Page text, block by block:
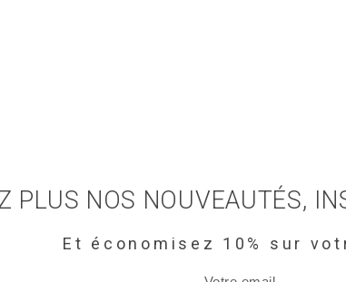
PLUS NOS NOUVEAUTÉS,
Et économisez 10% sur